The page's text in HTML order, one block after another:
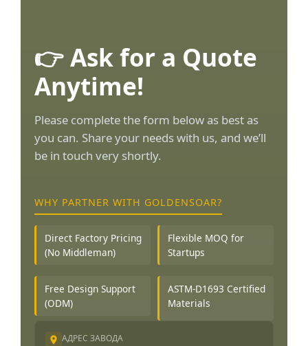
👉 Ask for a Quote
Anytime!
Please complete the form below as best as
you can. Share your needs with us, and we’ll
be in touch very shortly.
WHY PARTNER WITH GOLDENSOAR?
Direct Factory Pricing
(No Middleman)
Flexible MOQ for
Startups
Free Design Support
(ODM)
ASTM-D1693 Certified
Materials
АДРЕС ЗАВОДА